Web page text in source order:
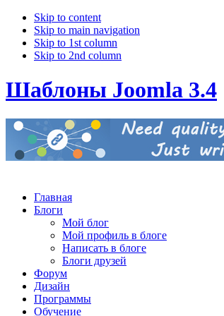
Skip to content
Skip to main navigation
Skip to 1st column
Skip to 2nd column
Шаблоны Joomla 3.4
Главная
Блоги
Мой блог
Мой профиль в блоге
Написать в блоге
Блоги друзей
Форум
Дизайн
Программы
Обучение